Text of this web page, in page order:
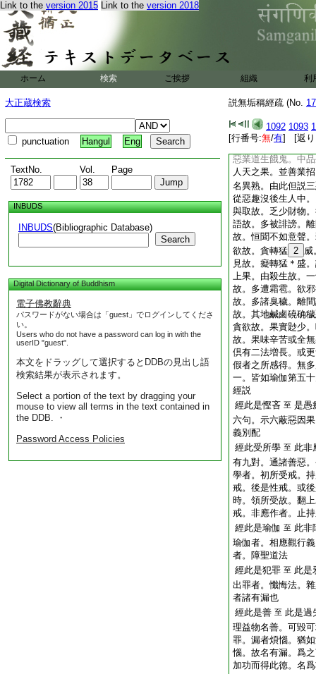
Link to the version 2015 Link to the version 2018
ホーム 検索 ご挨拶 組織 利
大正蔵検索
punctuation Hangul Eng
TextNo. Vol. Page
INBUDS
INBUDS(Bibliographic Database)
Search
Digital Dictionary of Buddhism
電子佛教辭典
パスワードがない場合は「guest」でログインしてくださ
い。
Users who do not have a password can log in with the
userID "guest".
本文をドラッグして選択するとDDBの見出し語
検索結果が表示されます。
Select a portion of the text by dragging your
mouse to view all terms in the text contained in
the DDB. ・
Password Access Policies
説無垢稱經疏 (No.
1092 1093
[行番号:無/有] [返り
惡。心境相乖名虚
生死實語。亦名妄
兩舌兩頭
20
惡故。發世猥言。
者。舊云綺語。雜
語。今名雜穢。文
經此是貪欲 至 是邪
23
惡業道生餓鬼。中
人天之果。並善業
名異熟。由此但説
從惡趣沒後生人中
與取故。乏少財物
語故。多被誹謗。
故。恒聞不如意聲
欲故。貪轉猛 2 威
見故。癡轉猛＊盛
上果。由殺生故。
故。多遭霜雹。欲
故。多諸臭穢。離
故。其地鹹鹵磽确
貪欲故。果實尟少
故。果味辛苦或全
倶有二法増長。或
假者之所感得。無
一。皆如瑜伽第五
經説
經此是慳吝 至 是愚
六句。示六蔽惡因
義別配
經此受所學 至 此
有九對。通諸善惡
學者。初所受戒。
戒。後是性戒。或
時。領所受故。翻
戒。非應作者。止
經此是瑜伽 至 此
瑜伽者。相應觀行
者。障聖道法
經此是犯罪 至 此
出罪者。懺悔法。
者諸有漏也
經此是善 至 此是
理益物名善。可毀
罪。漏者煩惱。猶
惱。故名有漏。爲
加功而得此徳。名